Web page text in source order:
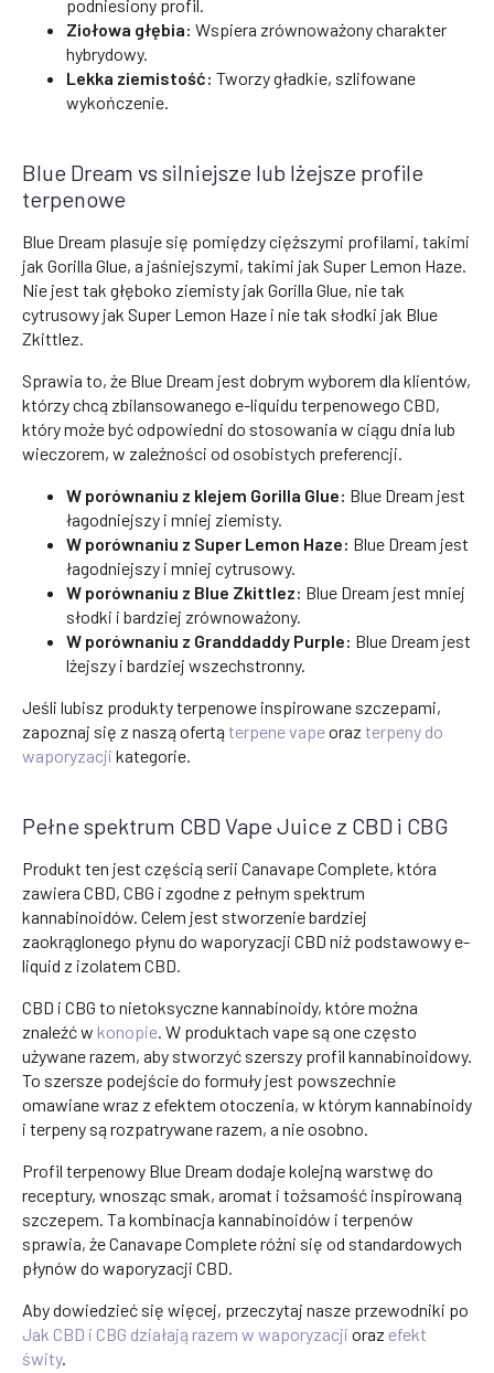
podniesiony profil.
Ziołowa głębia: Wspiera zrównoważony charakter
hybrydowy.
Lekka ziemistość: Tworzy gładkie, szlifowane
wykończenie.
Blue Dream vs silniejsze lub lżejsze profile
terpenowe
Blue Dream plasuje się pomiędzy cięższymi profilami, takimi
jak Gorilla Glue, a jaśniejszymi, takimi jak Super Lemon Haze.
Nie jest tak głęboko ziemisty jak Gorilla Glue, nie tak
cytrusowy jak Super Lemon Haze i nie tak słodki jak Blue
Zkittlez.
Sprawia to, że Blue Dream jest dobrym wyborem dla klientów,
którzy chcą zbilansowanego e-liquidu terpenowego CBD,
który może być odpowiedni do stosowania w ciągu dnia lub
wieczorem, w zależności od osobistych preferencji.
W porównaniu z klejem Gorilla Glue: Blue Dream jest
łagodniejszy i mniej ziemisty.
W porównaniu z Super Lemon Haze: Blue Dream jest
łagodniejszy i mniej cytrusowy.
W porównaniu z Blue Zkittlez: Blue Dream jest mniej
słodki i bardziej zrównoważony.
W porównaniu z Granddaddy Purple: Blue Dream jest
lżejszy i bardziej wszechstronny.
Jeśli lubisz produkty terpenowe inspirowane szczepami,
zapoznaj się z naszą ofertą terpene vapeoraz terpeny do
waporyzacji kategorie.
Pełne spektrum CBD Vape Juice z CBD i CBG
Produkt ten jest częścią serii Canavape Complete, która
zawiera CBD, CBG i zgodne z pełnym spektrum
kannabinoidów. Celem jest stworzenie bardziej
zaokrąglonego płynu do waporyzacji CBD niż podstawowy e-
liquid z izolatem CBD.
CBD i CBG to nietoksyczne kannabinoidy, które można
znaleźć w konopie . W produktach vape są one często
używane razem, aby stworzyć szerszy profil kannabinoidowy.
To szersze podejście do formuły jest powszechnie
omawiane wraz z efektem otoczenia, w którym kannabinoidy
i terpeny są rozpatrywane razem, a nie osobno.
Profil terpenowy Blue Dream dodaje kolejną warstwę do
receptury, wnosząc smak, aromat i tożsamość inspirowaną
szczepem. Ta kombinacja kannabinoidów i terpenów
sprawia, że Canavape Complete różni się od standardowych
płynów do waporyzacji CBD.
Aby dowiedzieć się więcej, przeczytaj nasze przewodniki po
Jak CBD i CBG działają razem w waporyzacji oraz efekt
świty.